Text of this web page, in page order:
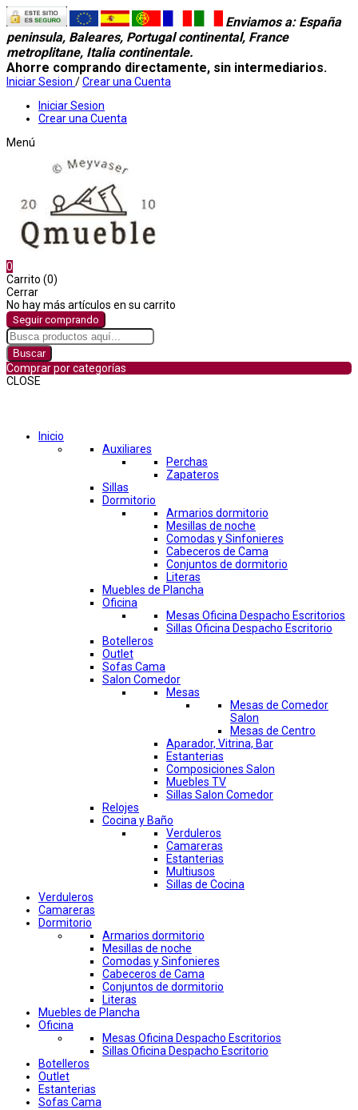
Enviamos a: España
peninsula, Baleares, Portugal continental, France
metroplitane, Italia continentale.
Ahorre comprando directamente, sin intermediarios.
Iniciar Sesion /Crear una Cuenta
Iniciar Sesion
Crear una Cuenta
Menú
0
Carrito (0)
Cerrar
No hay más artículos en su carrito
Seguir comprando
Buscar
Comprar por categorías
CLOSE
Inicio
Auxiliares
Perchas
Zapateros
Sillas
Dormitorio
Armarios dormitorio
Mesillas de noche
Comodas y Sinfonieres
Cabeceros de Cama
Conjuntos de dormitorio
Literas
Muebles de Plancha
Oficina
Mesas Oficina Despacho Escritorios
Sillas Oficina Despacho Escritorio
Botelleros
Outlet
Sofas Cama
Salon Comedor
Mesas
Mesas de Comedor
Salon
Mesas de Centro
Aparador, Vitrina, Bar
Estanterias
Composiciones Salon
Muebles TV
Sillas Salon Comedor
Relojes
Cocina y Baño
Verduleros
Camareras
Estanterias
Multiusos
Sillas de Cocina
Verduleros
Camareras
Dormitorio
Armarios dormitorio
Mesillas de noche
Comodas y Sinfonieres
Cabeceros de Cama
Conjuntos de dormitorio
Literas
Muebles de Plancha
Oficina
Mesas Oficina Despacho Escritorios
Sillas Oficina Despacho Escritorio
Botelleros
Outlet
Estanterias
Sofas Cama